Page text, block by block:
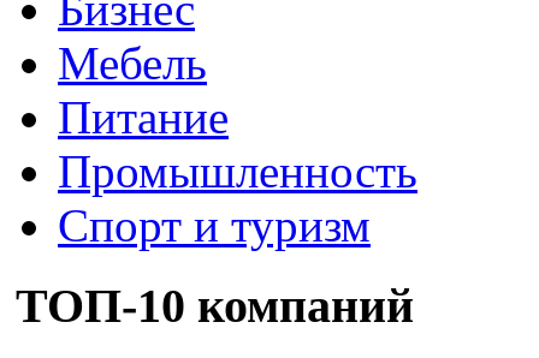
Мебель
Питание
Промышленность
Спорт и туризм
ТОП-10 компаний